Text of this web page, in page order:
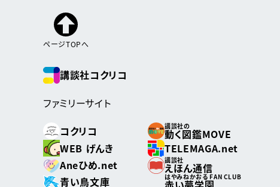
ページTOPへ
講談社コクリコ
ファミリーサイト
コクリコ
講談社の
動く図鑑MOVE
WEB げんき
TELEMAGA.net
Aneひめ.net
講談社
えほん通信
青い鳥文庫
はやみねかおる FAN CLUB